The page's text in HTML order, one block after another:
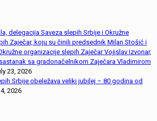
delegacija Saveza slepih Srbije i Okružne
Zaječar, koju su činili predsednik Milan Stošić i
organizacije slepih Zaječar Vojislav Izvonar,
sa gradonačelnikom Zaječara Vladimirom
23, 2026
Srbije obeležava veliki jubilej – 80 godina od
2026